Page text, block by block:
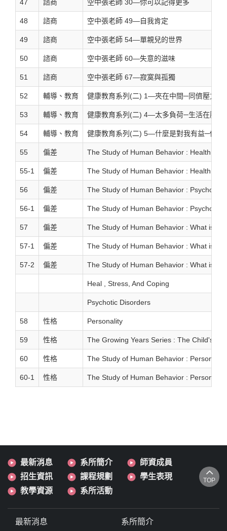
47 諮商 空中張老師 30—你可以記得更多
48 諮商 空中張老師 49—自我肯定
49 諮商 空中張老師 54—單親兒的世界
50 諮商 空中張老師 60—失意的滋味
51 諮商 空中張老師 67—寂寞與孤獨
52 輔導、教育 健康教育系列(二) 1—夾在中間─同儕壓力的
53 輔導、教育 健康教育系列(二) 4—太多負荷─生活在壓力
54 輔導、教育 健康教育系列(二) 5—什麼是對我有益─做適
55 偏差 The Study of Human Behavior : Health、
55-1 偏差 The Study of Human Behavior : Health、
56 偏差 The Study of Human Behavior :
56-1 偏差 The Study of Human Behavior :
57 偏差 The Study of Human Behavior : What is
57-1 偏差 The Study of Human Behavior : What is
57-2 偏差 The Study of Human Behavior : What is
Heal , Stress, And Coping
Psychotic Disorders
58 性格 Personality
59 性格 The Growing Years Series : The Child's
60 性格 The Study of Human Behavior : Personality
60-1 性格 The Study of Human Behavior : Personality
最新消息 系所簡介
師資成員
招生資訊
課程規劃
學生表現
教學資源
系所活動
TOP
最新消息 系所簡介